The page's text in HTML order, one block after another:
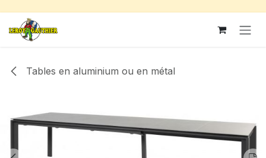
Se rendre au contenu
Tables en aluminium ou en métal